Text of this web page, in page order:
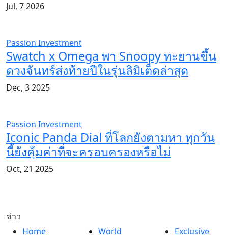
Jul, 7 2026
Passion Investment
Swatch x Omega พา Snoopy ทะยานขึ้น
ดวงจันทร์ส่งท้ายปีในรุ่นลิมิเต็ดล่าสุด
Dec, 3 2025
Passion Investment
Iconic Panda Dial ที่โลกยังตามหา ทุกวัน
นี้ยังคุ้มค่าที่จะครอบครองหรือไม่
Oct, 21 2025
ข่าว
Home
World Exclusive